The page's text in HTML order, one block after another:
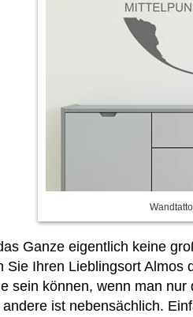
Ganze eigentlich keine
Sie Ihren Lieblingsort
sein können, wenn man
ist nebensächlich.